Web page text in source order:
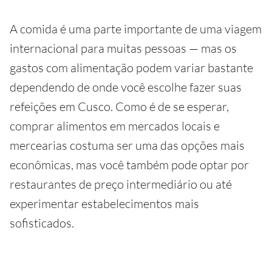
A comida é uma parte importante de uma viagem
internacional para muitas pessoas — mas os
gastos com alimentação podem variar bastante
dependendo de onde você escolhe fazer suas
refeições em Cusco. Como é de se esperar,
comprar alimentos em mercados locais e
mercearias costuma ser uma das opções mais
econômicas, mas você também pode optar por
restaurantes de preço intermediário ou até
experimentar estabelecimentos mais
sofisticados.